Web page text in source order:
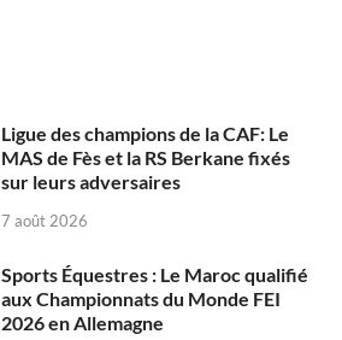
Ligue des champions de la CAF: Le
MAS de Fès et la RS Berkane fixés
sur leurs adversaires
7 août 2026
Sports Équestres : Le Maroc qualifié
aux Championnats du Monde FEI
2026 en Allemagne